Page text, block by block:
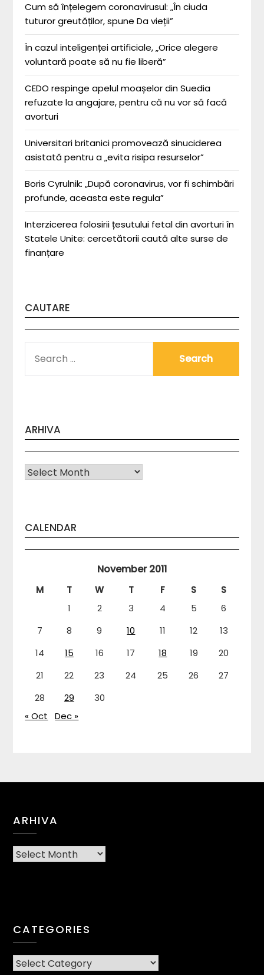
Cum să înțelegem coronavirusul: „În ciuda
tuturor greutăților, spune Da vieții”
În cazul inteligenței artificiale, „Orice alegere
voluntară poate să nu fie liberă”
CEDO respinge apelul moașelor din Suedia
refuzate la angajare, pentru că nu vor să facă
avorturi
Universitari britanici promovează sinuciderea
asistată pentru a „evita risipa resurselor”
Boris Cyrulnik: „După coronavirus, vor fi schimbări
profunde, aceasta este regula”
Interzicerea folosirii țesutului fetal din avorturi în
Statele Unite: cercetătorii caută alte surse de
finanțare
CAUTARE
FOR:
ARHIVA
Arhiva
CALENDAR
November 2011
M T W T F S
S
1
2 3 4 5
6
7
8 9 10 11 12
13
14
15 16 17 18 19
20
21
22 23 24 25 26
27
28
29
30
« Oct
Dec »
ARHIVA
Arhiva
CATEGORIES
CATEGORIES